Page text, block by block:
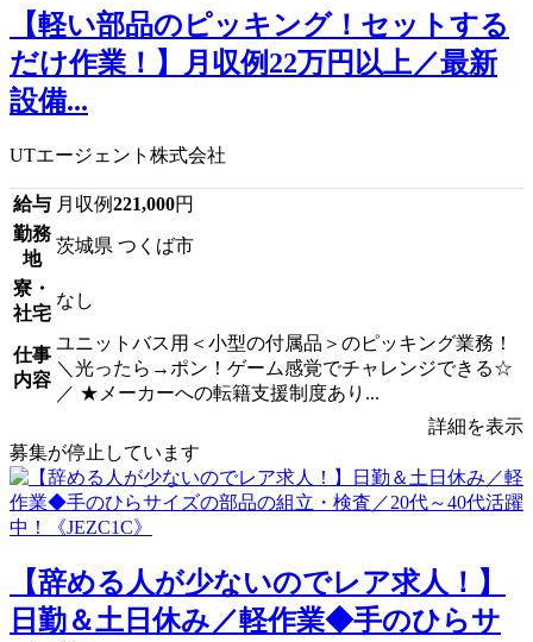
【軽い部品のピッキング！セットする
だけ作業！】月収例22万円以上／最新
設備...
UTエージェント株式会社
給与 月収例221,000円
勤務
地
茨城県 つくば市
寮・
社宅
なし
仕事
内容
ユニットバス用＜小型の付属品＞のピッキング業務！
＼光ったら→ポン！ゲーム感覚でチャレンジできる☆
／ ★メーカーへの転籍支援制度あり...
詳細を表示
募集が停止しています
【辞める人が少ないのでレア求人！】
日勤＆土日休み／軽作業◆手のひらサ